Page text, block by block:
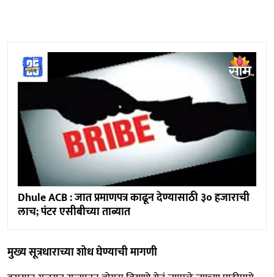
Dhule ACB : जात प्रमाणपत्र काढून देण्यासाठी ३० हजाराची
लाच; पंटर एसीबीच्या ताब्यात
मुख्य सूत्रधाराच्या शोध घेण्याची मागणी